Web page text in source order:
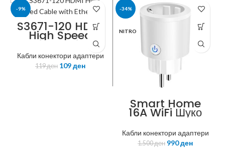
-9%
ROLINE
S3671-120 HDMI
High Speed
Cable with
Ethernet, M/M,
black, 1m
Кабли конектори адаптери
119ден 109ден
-34%
NITRO
Smart Home
16A WiFi Шуко
Утичница
Platinet
Кабли конектори адаптери
1.500ден 990ден